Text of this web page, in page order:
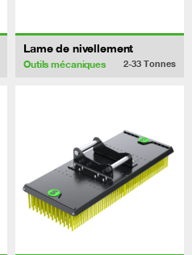
Lame de nivellement
Outils mécaniques 2-33 Tonnes